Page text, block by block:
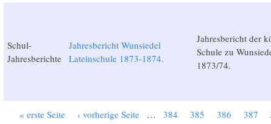
Schul-
Jahresberichte
Jahresbericht Wunsiedel
Lateinschule 1873-1874.
Jahresbericht der
Schule zu
1873/74.
« erste Seite ‹ vorherige Seite … 384 385 386 387